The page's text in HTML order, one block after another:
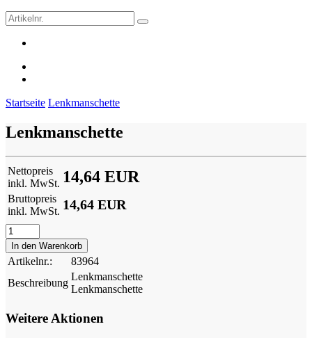
Startseite Lenkmanschette
Lenkmanschette
Nettopreis
inkl. MwSt. 14,64 EUR
Bruttopreis
inkl. MwSt. 14,64 EUR
Artikelnr.:
83964
Beschreibung
Lenkmanschette
Lenkmanschette
Weitere Aktionen